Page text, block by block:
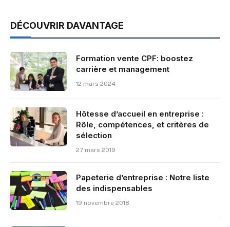
DÉCOUVRIR DAVANTAGE
Formation vente CPF: boostez
carrière et management
12 mars 2024
Hôtesse d’accueil en entreprise :
Rôle, compétences, et critères de
sélection
27 mars 2019
Papeterie d’entreprise : Notre liste
des indispensables
19 novembre 2018